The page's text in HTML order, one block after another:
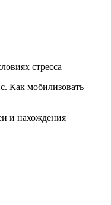
стресса
Как мобилизовать
и нахождения